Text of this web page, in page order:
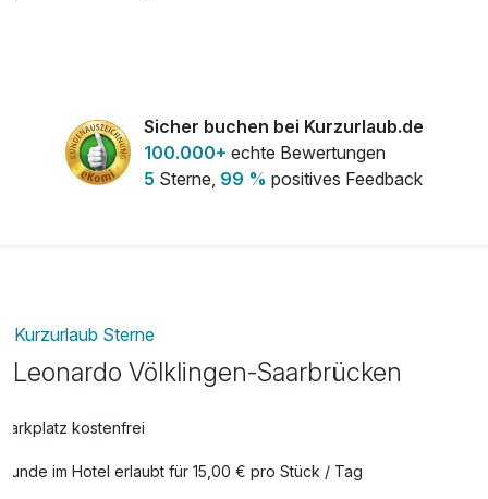
Sicher buchen bei Kurzurlaub.de
100.000+ echte Bewertungen
5 Sterne, 99 % positives Feedback
Kurzurlaub Sterne
Leonardo Völklingen-Saarbrücken
Parkplatz kostenfrei
Hunde im Hotel erlaubt für 15,00 € pro Stück / Tag